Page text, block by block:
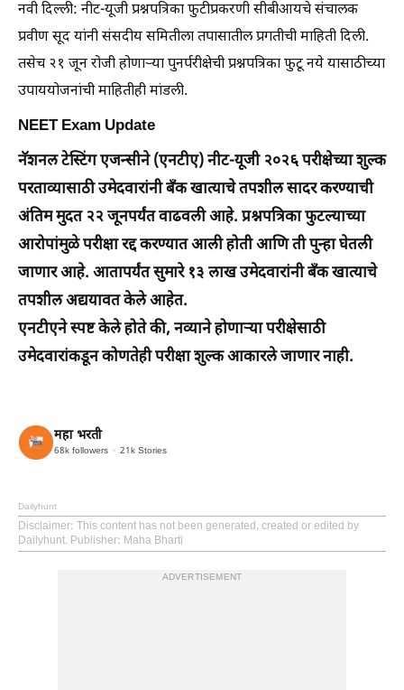
नवी दिल्ली: नीट-यूजी प्रश्नपत्रिका फुटीप्रकरणी सीबीआयचे संचालक
प्रवीण सूद यांनी संसदीय समितीला तपासातील प्रगतीची माहिती दिली.
तसेच २१ जून रोजी होणाऱ्या पुनर्परीक्षेची प्रश्नपत्रिका फुटू नये यासाठीच्या
उपाययोजनांची माहितीही मांडली.
NEET Exam Update
नॅशनल टेस्टिंग एजन्सीने (एनटीए) नीट-यूजी २०२६ परीक्षेच्या शुल्क
परताव्यासाठी उमेदवारांनी बँक खात्याचे तपशील सादर करण्याची
अंतिम मुदत २२ जूनपर्यंत वाढवली आहे. प्रश्नपत्रिका फुटल्याच्या
आरोपांमुळे परीक्षा रद्द करण्यात आली होती आणि ती पुन्हा घेतली
जाणार आहे. आतापर्यंत सुमारे १३ लाख उमेदवारांनी बँक खात्याचे
तपशील अद्ययावत केले आहेत.
एनटीएने स्पष्ट केले होते की, नव्याने होणाऱ्या परीक्षेसाठी
उमेदवारांकडून कोणतेही परीक्षा शुल्क आकारले जाणार नाही.
महा भरती
68k followers 21k Stories
Dailyhunt
Disclaimer: This content has not been generated, created or edited by
Dailyhunt. Publisher: Maha Bharti
ADVERTISEMENT